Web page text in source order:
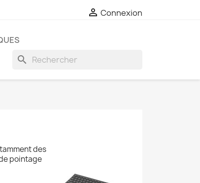
 Connexion
search
des
pointage